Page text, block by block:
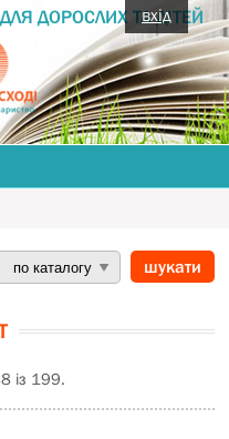
ДОРОСЛИХ ТА ДІТЕЙ
із 199.
вхід